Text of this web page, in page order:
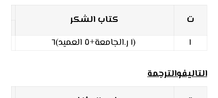
ت
كتاب الشكر
١
(١ ر.الجامعة+٥ العميد)٦
التاليفوالترجمة